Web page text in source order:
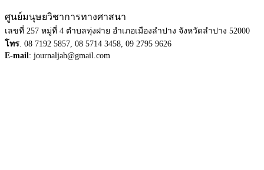
ศูนย์มนุษยวิชาการทางศาสนา
เลขที่ 257 หมู่ที่ 4 ตำบลทุ่งฝาย อำเภอเมืองลำปาง จังหวัดลำปาง 52000
โทร. 08 7192 5857, 08 5714 3458, 09 2795 9626
E-mail: journaljah@gmail.com